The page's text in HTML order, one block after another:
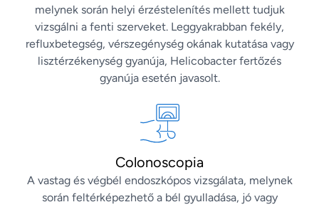
melynek során helyi érzéstelenítés mellett tudjuk
vizsgálni a fenti szerveket. Leggyakrabban fekély,
refluxbetegség, vérszegénység okának kutatása vagy
lisztérzékenység gyanúja, Helicobacter fertőzés
gyanúja esetén javasolt.
Colonoscopia
A vastag és végbél endoszkópos vizsgálata, melynek
során feltérképezhető a bél gyulladása, jó vagy